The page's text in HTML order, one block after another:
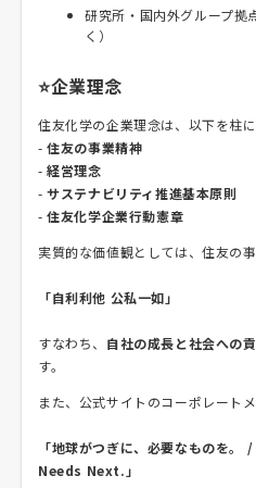
研究所・国内外グループ拠
く）
⭐企業理念
住友化学の企業理念は、以下を柱に
-住友の事業精神
-経営理念
-サステナビリティ推進基本原則
-住友化学企業行動憲章
実質的な価値観としては、住友の
「自利利他 公私一如」
すなわち、 自社の成長と社会への
す。
また、公式サイトのコーポレート
「地球がつぎに、必要なもの
Needs Next.」